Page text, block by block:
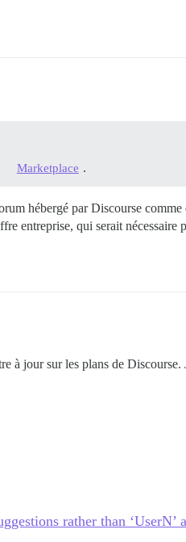
Marketplace .
hébergé par Discourse comme
entreprise, qui serait nécessaire
à jour sur les plans de Discourse.
rather than ‘UserN’